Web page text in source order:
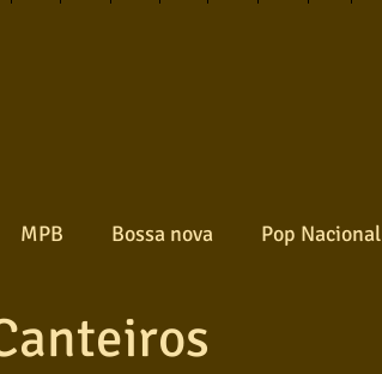
MPB Bossa nova Pop Nacional
Gospel Axé Reggae